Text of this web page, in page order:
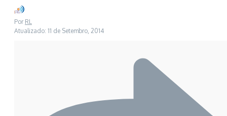
Por RL
Atualizado: 11 de Setembro, 2014